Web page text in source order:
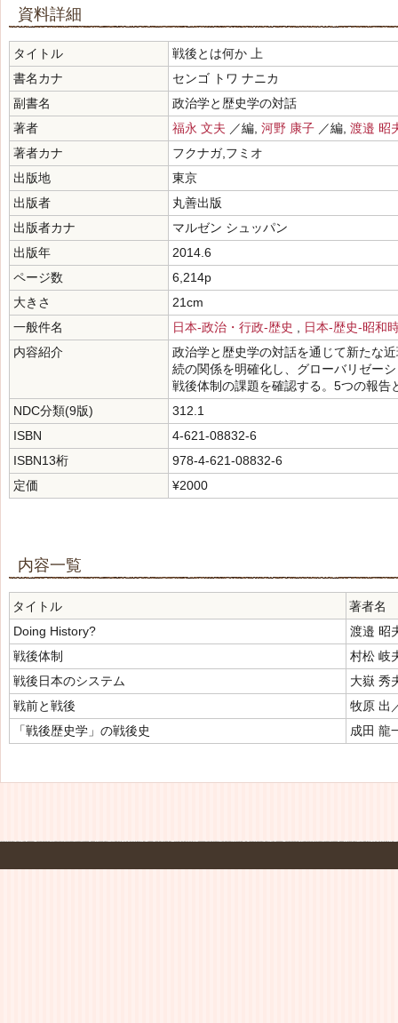
資料詳細
タイトル
戦後とは何か 上
書名カナ
センゴ トワ ナニカ
副書名
政治学と歴史学の対話
著者
福永 文夫 ／編, 河野 康子 ／編, 渡邉 昭
著者カナ
フクナガ,フミオ
出版地
東京
出版者
丸善出版
出版者カナ
マルゼン シュッパン
出版年
2014.6
ページ数
6,214p
大きさ
21cm
一般件名
日本-政治・行政-歴史
日本-歴史-昭和
内容紹介
政治学と歴史学の対話を通じて新たな
続の関係を明確化し、グローバリゼー
戦後体制の課題を確認する。5つの報告
NDC分類(9版)
312.1
ISBN
4-621-08832-6
ISBN13桁
978-4-621-08832-6
定価
¥2000
内容一覧
タイトル
著者名
Doing History?
渡邉 昭
戦後体制
村松 岐
戦後日本のシステム
大嶽 秀
戦前と戦後
牧原 出
「戦後歴史学」の戦後史
成田 龍